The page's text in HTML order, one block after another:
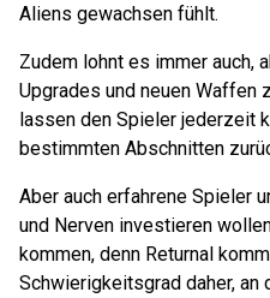
Aliens gewachsen fühlt.
Zudem lohnt es immer auch,
Upgrades und neuen Waffen
lassen den Spieler jederzeit
bestimmten Abschnitten
Aber auch erfahrene Spieler
und Nerven investieren
kommen, denn Returnal
Schwierigkeitsgrad daher,